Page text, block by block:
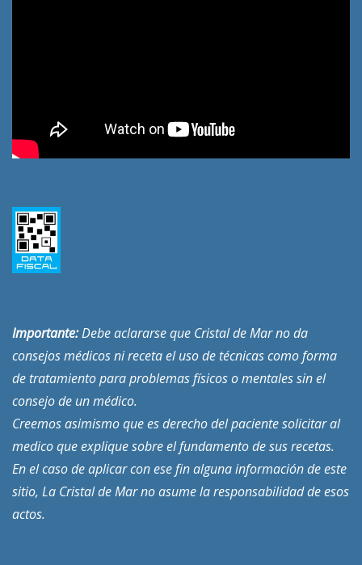
Importante:Debe aclararse que Cristal de Mar no da
consejos médicos ni receta el uso de técnicas como forma
de tratamiento para problemas físicos o mentales sin el
consejo de un médico.
Creemos asimismo que es derecho del paciente solicitar al
medico que explique sobre el fundamento de sus recetas.
En el caso de aplicar con ese fin alguna información de este
sitio, La Cristal de Mar no asume la responsabilidad de esos
actos.